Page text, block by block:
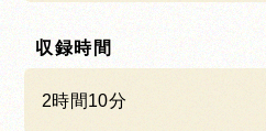
収録時間
2時間10分